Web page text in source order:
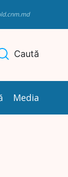
Caută
Media